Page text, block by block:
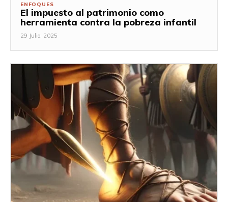
ENFOQUES
El impuesto al patrimonio como
herramienta contra la pobreza infantil
29 Julio, 2025